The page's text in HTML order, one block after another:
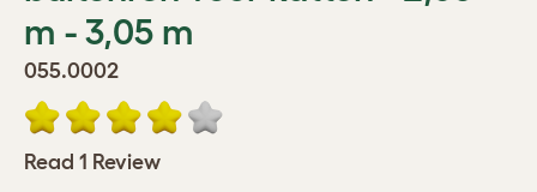
m - 3,05 m
055.0002
Read 1 Review